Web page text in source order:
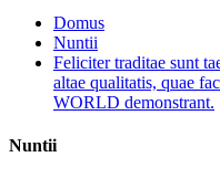
Domus
Nuntii
Feliciter traditae sunt
altae qualitatis, quae
WORLD demonstrant.
Nuntii